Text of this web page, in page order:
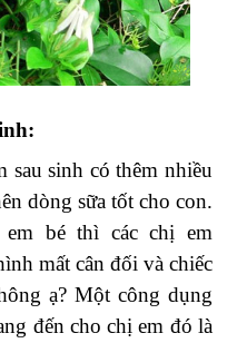
sau sinh có thêm nhiều
dòng sữa tốt cho con.
bé thì các chị em
mất cân đối và chiếc
ạ? Một công dụng
đến cho chị em đó là